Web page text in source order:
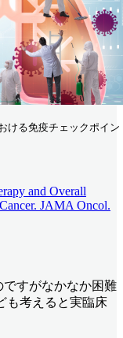
る免疫チェックポイ
and Overall
JAMA Oncol.
すがなかなか困難
も考えると実臨床